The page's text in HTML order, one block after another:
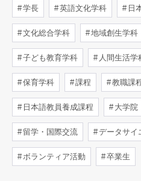
学長 英語文化学科 日
文化総合学科 地域創生学科
子ども教育学科 人間生活学
保育学科 課程 教職課
日本語教員養成課程 大学院
留学・国際交流 データサイ
ボランティア活動 卒業生